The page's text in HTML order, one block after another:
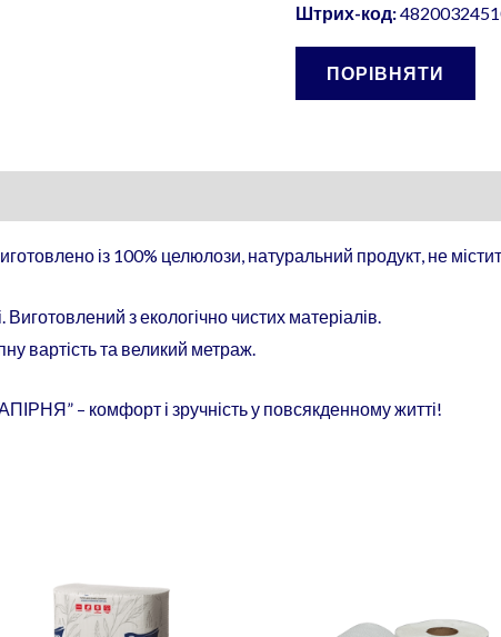
Штрих-код:
ПОРІВНЯТИ
із 100% целюлози, натуральний продукт, не
з екологічно чистих матеріалів.
вартість та великий метраж.
– комфорт і зручність у повсякденному житті!